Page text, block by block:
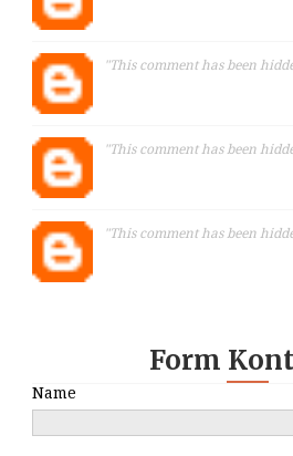
"This comment has been
"This comment has been
"This comment has been
Form
Name